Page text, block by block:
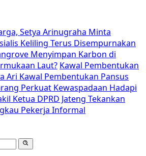
Setya Arinugraha Minta
Keliling Terus Disempurnakan
Menyimpan Karbon di
Laut? Kawal Pembentukan
Ari Kawal Pembentukan Pansus
Perkuat Kewaspadaan Hadapi
Ketua DPRD Jateng Tekankan
Pekerja Informal